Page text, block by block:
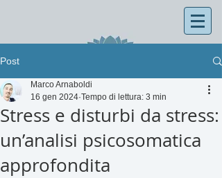
Post
Stress e disturbi da stress:
un’analisi psicosomatica
approfondita
Marco Arnaboldi
16 gen 2024 Tempo di lettura: 3 min